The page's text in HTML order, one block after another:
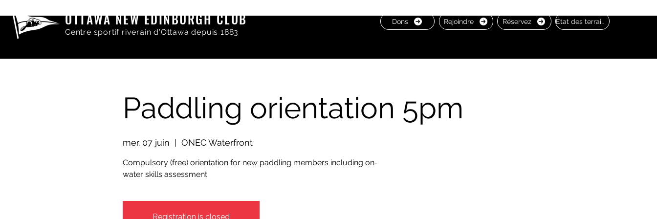
OTTAWA NEW EDINBURGH CLUB
Centre sportif riverain d'Ottawa depuis 1883
Dons Rejoindre Réservez État des terrains
Paddling orientation 5pm
mer. 07 juin ONEC Waterfront
Compulsory (free) orientation for new paddling members including on-
water skills assessment
Registration is closed